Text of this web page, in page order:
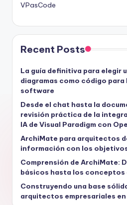
VPasCode
Recent Posts
La guía definitiva para elegir
diagramas como código
software
Desde el chat hasta la
revisión práctica de la
IA de Visual Paradigm con
ArchiMate para arquitectos
información con los
Comprensión de ArchiMate:
básicos hasta los conceptos
Construyendo una base
arquitectos empresariales